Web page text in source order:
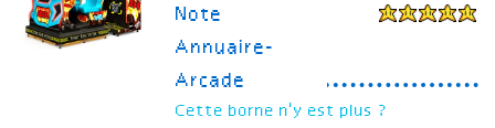
Note
Annuaire-
Arcade
Cette borne n'y est plus ?